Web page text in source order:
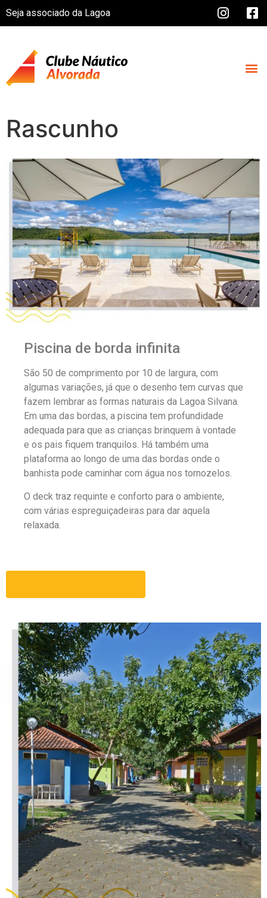
Seja associado da Lagoa
Rascunho
Piscina de borda infinita
São 50 de comprimento por 10 de largura, com
algumas variações, já que o desenho tem curvas que
fazem lembrar as formas naturais da Lagoa Silvana.
Em uma das bordas, a piscina tem profundidade
adequada para que as crianças brinquem à vontade
e os pais fiquem tranquilos. Há também uma
plataforma ao longo de uma das bordas onde o
banhista pode caminhar com água nos tornozelos.
O deck traz requinte e conforto para o ambiente,
com várias espreguiçadeiras para dar aquela
relaxada.